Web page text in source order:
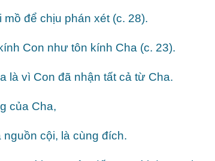
để chịu phán xét (c. 28).
Con như tôn kính Cha (c. 23).
là vì Con đã nhận tất cả từ Cha.
của Cha,
cội, là cùng đích.